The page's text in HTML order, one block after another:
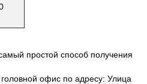
простой способ получения
офис по адресу: Улица